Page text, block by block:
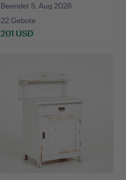
Beendet 5. Aug 2026
22 Gebote
201 USD